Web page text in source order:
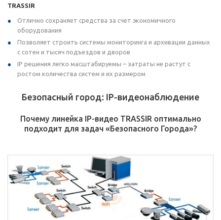
TRASSIR
Отлично сохраняет средства за счет экономичного
оборудования
Позволяет строить системы мониторинга и архивации данных
с сотен и тысяч подъездов и дворов
IP решения легко масштабируемы – затраты не растут с
ростом количества систем и их размером
Безопасный город: IP-видеонаблюдение
Почему линейка IP-видео TRASSIR оптимально
подходит для задач «Безопасного Города»?